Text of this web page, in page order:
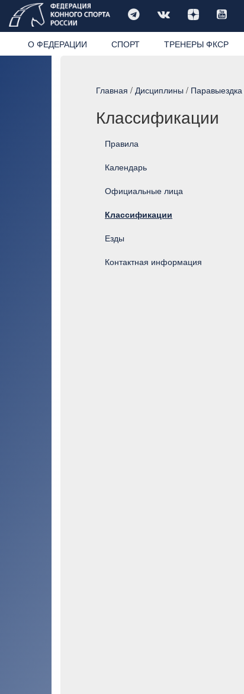
О ФЕДЕРАЦИИ СПОРТ ТРЕНЕРЫ ФКСР
Главная / Дисциплины / Пара­выездка
Классификации
Правила
Календарь
Официальные лица
Классификации
Езды
Контактная информация